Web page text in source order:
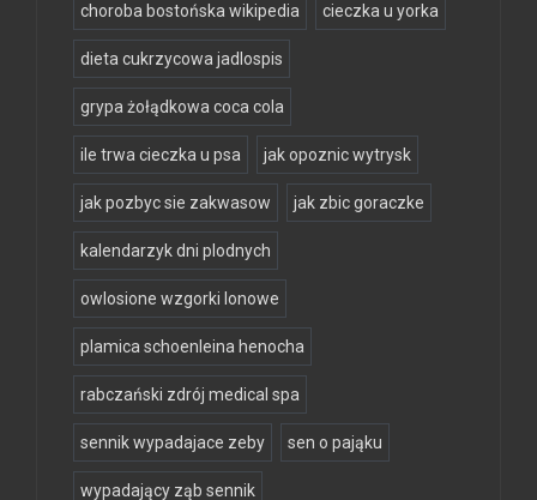
choroba bostońska wikipedia cieczka u yorka
dieta cukrzycowa jadlospis
grypa żołądkowa coca cola
ile trwa cieczka u psa jak opoznic wytrysk
jak pozbyc sie zakwasow jak zbic goraczke
kalendarzyk dni plodnych
owlosione wzgorki lonowe
plamica schoenleina henocha
rabczański zdrój medical spa
sennik wypadajace zeby sen o pająku
wypadający ząb sennik